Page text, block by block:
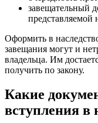
завещательный
представляемой
Оформить в
завещания могут и
владельца. Им
получить по закону.
Какие
вступления в